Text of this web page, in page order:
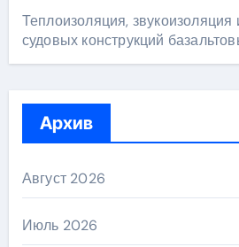
Теплоизоляция, звукоизоляция
судовых конструкций
Архив
Август 2026
Июль 2026